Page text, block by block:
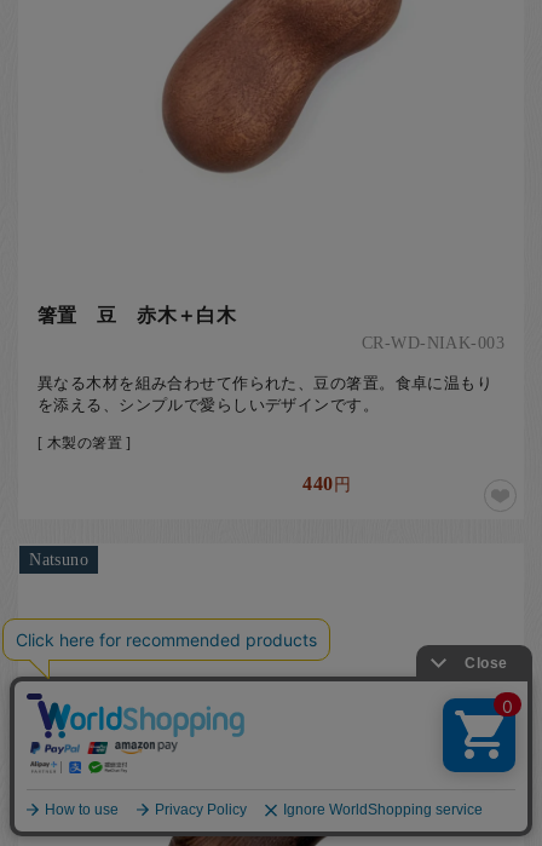
箸置 豆 赤木＋白木
CR-WD-NIAK-003
異なる木材を組み合わせて作られた、豆の箸置。食卓に温もり
を添える、シンプルで愛らしいデザインです。
[ 木製の箸置 ]
440円
Natsuno